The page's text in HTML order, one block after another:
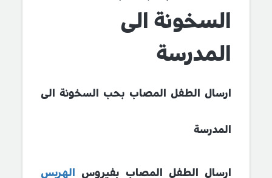
السخونة الى
المدرسة
ارسال الطفل المصاب بحب السخونة الى
المدرسة
ارسال الطفل المصاب بفيروس الهربس